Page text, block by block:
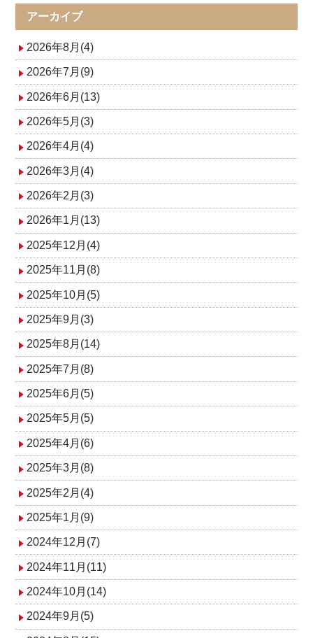
アーカイブ
2026年8月(4)
2026年7月(9)
2026年6月(13)
2026年5月(3)
2026年4月(4)
2026年3月(4)
2026年2月(3)
2026年1月(13)
2025年12月(4)
2025年11月(8)
2025年10月(5)
2025年9月(3)
2025年8月(14)
2025年7月(8)
2025年6月(5)
2025年5月(5)
2025年4月(6)
2025年3月(8)
2025年2月(4)
2025年1月(9)
2024年12月(7)
2024年11月(11)
2024年10月(14)
2024年9月(5)